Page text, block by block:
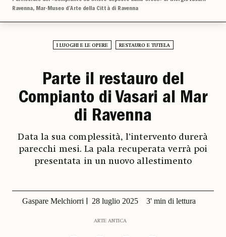
Ravenna, Mar-Museo d’Arte della Città di Ravenna
I LUOGHI E LE OPERE RESTAURO E TUTELA
Parte il restauro del
Compianto di Vasari al Mar
di Ravenna
Data la sua complessità, l’intervento durerà
parecchi mesi. La pala recuperata verrà poi
presentata in un nuovo allestimento
Gaspare Melchiorri 28 luglio 2025 3' min di lettura
ARTE ANTICA